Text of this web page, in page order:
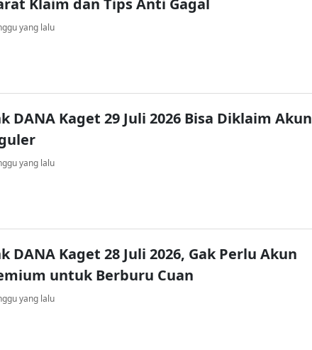
Klaim dan Tips Anti Gagal
yang lalu
DANA Kaget 29 Juli 2026 Bisa Diklaim Akun
yang lalu
DANA Kaget 28 Juli 2026, Gak Perlu Akun
untuk Berburu Cuan
yang lalu